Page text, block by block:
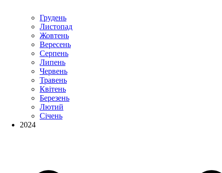
Грудень
Листопад
Жовтень
Вересень
Серпень
Липень
Червень
Травень
Квітень
Березень
Лютий
Січень
2024